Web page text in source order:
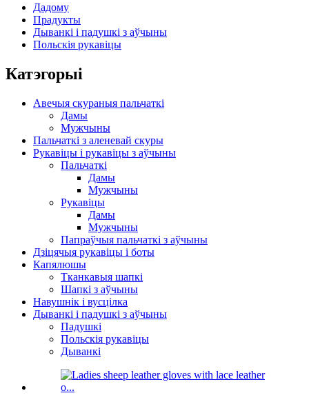
Дадому
Прадукты
Дыванкі і падушкі з аўчыны
Польскія рукавіцы
Катэгорыі
Авечыя скураныя пальчаткі
Дамы
Мужчыны
Пальчаткі з аленевай скуры
Рукавіцы і рукавіцы з аўчыны
Пальчаткі
Дамы
Мужчыны
Рукавіцы
Дамы
Мужчыны
Папраўчыя пальчаткі з аўчыны
Дзіцячыя рукавіцы і боты
Капялюшы
Тканкавыя шапкі
Шапкі з аўчыны
Навушнік і вусцілка
Дыванкі і падушкі з аўчыны
Падушкі
Польскія рукавіцы
Дыванкі